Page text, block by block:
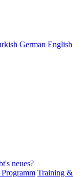
German English
neues?
Training &